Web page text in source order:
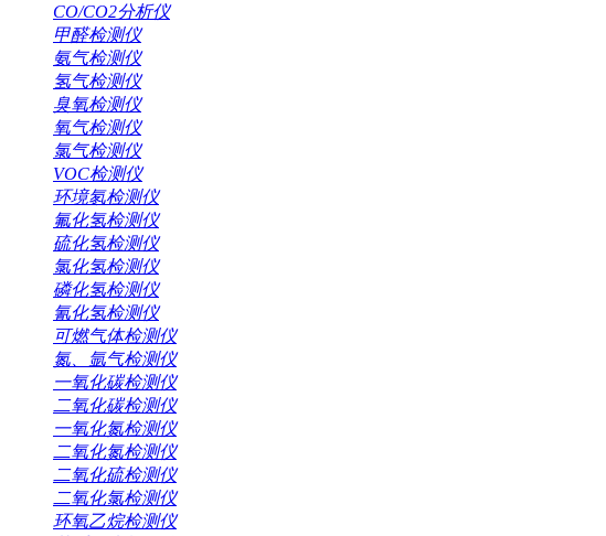
CO/CO2分析仪
甲醛检测仪
氨气检测仪
氢气检测仪
臭氧检测仪
氧气检测仪
氯气检测仪
VOC检测仪
环境氡检测仪
氟化氢检测仪
硫化氢检测仪
氯化氢检测仪
磷化氢检测仪
氰化氢检测仪
可燃气体检测仪
氮、氩气检测仪
一氧化碳检测仪
二氧化碳检测仪
一氧化氮检测仪
二氧化氮检测仪
二氧化硫检测仪
二氧化氯检测仪
环氧乙烷检测仪